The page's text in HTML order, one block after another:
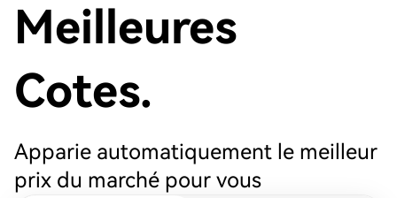
Meilleures
Cotes.
Apparie automatiquement le meilleur
prix du marché pour vous